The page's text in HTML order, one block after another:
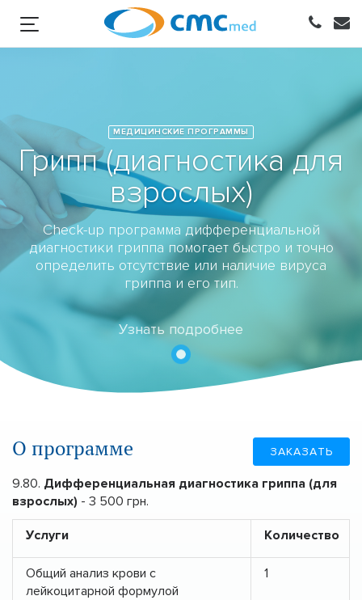
МЕДИЦИНСКИЕ ПРОГРАММЫ
Грипп (диагностика для
взрослых)
Check-up программа дифференциальной
диагностики гриппа помогает быстро и точно
определить отсутствие или наличие вируса
гриппа и его тип.
Узнать подробнее
О программе ЗАКАЗАТЬ
9.80. Дифференциальная диагностика гриппа (для
взрослых) - 3 500 грн.
Услуги Количество
Общий анализ крови с
лейкоцитарной формулой
1